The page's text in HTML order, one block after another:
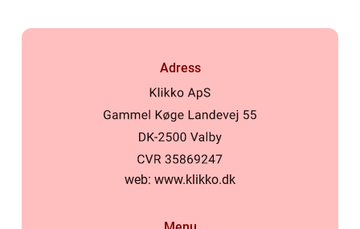
Adress
web: www.klikko.dk